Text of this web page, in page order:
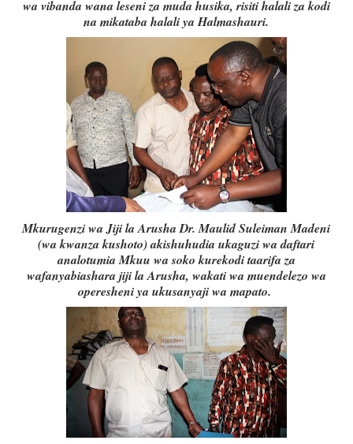
wa vibanda wana leseni za muda husika, risiti halali za kodi
na mikataba halali ya Halmashauri.
Mkurugenzi wa Jiji la Arusha Dr. Maulid Suleiman Madeni
(wa kwanza kushoto) akishuhudia ukaguzi wa daftari
analotumia Mkuu wa soko kurekodi taarifa za
wafanyabiashara jiji la Arusha, wakati wa muendelezo wa
operesheni ya ukusanyaji wa mapato.